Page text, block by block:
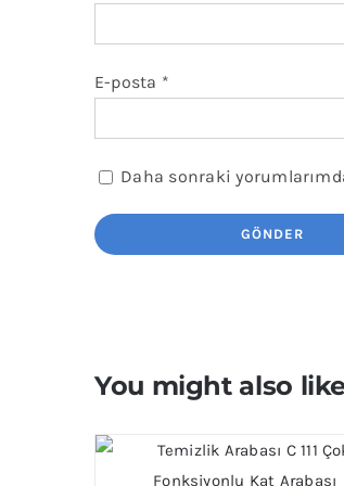
E-posta *
Daha sonraki
You might also